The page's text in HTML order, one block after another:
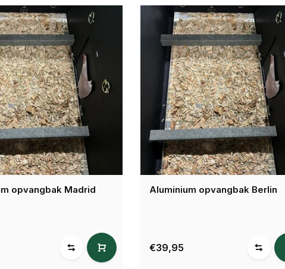
opvangbak Madrid Aluminium opvangbak Berlin
€39,95